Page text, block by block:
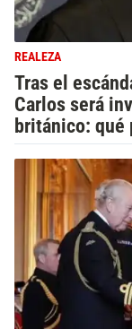
REALEZA
Tras el
Carlos será
británico: qué